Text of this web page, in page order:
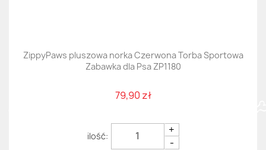
ZippyPaws pluszowa norka Czerwona Torba Sportowa
Zabawka dla Psa ZP1180
79,90 zł
+
-